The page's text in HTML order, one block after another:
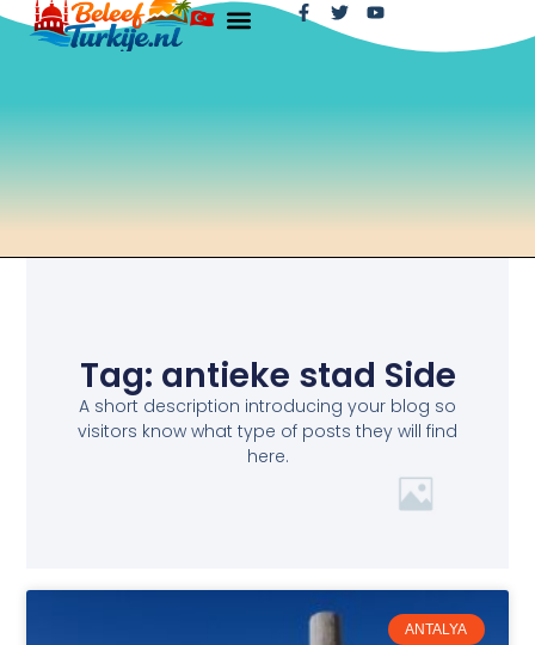
Tag: antieke stad Side
A short description introducing your blog so
visitors know what type of posts they will find
here.
ANTALYA